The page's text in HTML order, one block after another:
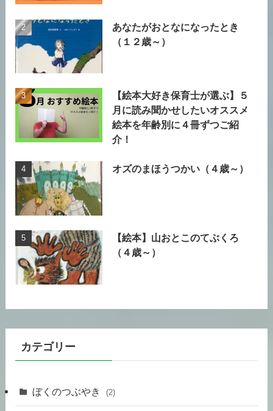
あなたがおとなになったとき
（１２歳～）
【絵本大好き保育士が選ぶ】５
月に読み聞かせしたいオススメ
絵本を年齢別に４冊ずつご紹
介！
オズのまほうつかい（４歳～）
【絵本】山おとこのてぶくろ
（４歳～）
カテゴリー
ぼくのつぶやき (2)